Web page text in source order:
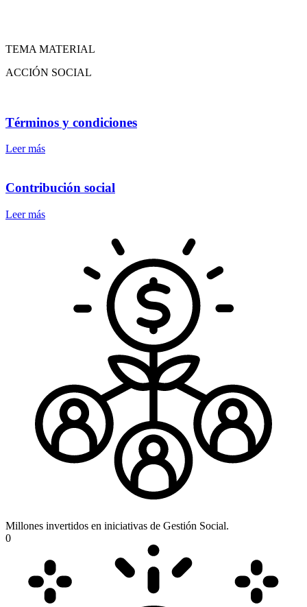
TEMA MATERIAL
ACCIÓN SOCIAL
Términos y condiciones
Leer más
Contribución social
Leer más
Millones invertidos en iniciativas de Gestión Social.
0